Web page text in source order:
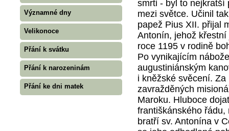
Významné dny
Velikonoce
Přání k svátku
Přání k narozeninám
Přání ke dni matek
smrti - byl to nejkratší
mezi světce. Učinil
papež Pius XII. přijal
Antonín, jehož
roce 1195 v rodině
Po vynikajícím
augustiniánským
i kněžské svěcení.
zavražděných
Maroku. Hluboce
františkánského
bratří sv. Antonína v